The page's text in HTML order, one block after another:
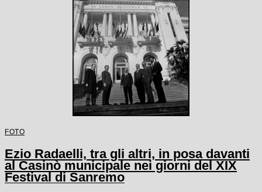
FOTO
Ezio Radaelli, tra gli altri, in posa davanti
al Casinò municipale nei giorni del XIX
Festival di Sanremo